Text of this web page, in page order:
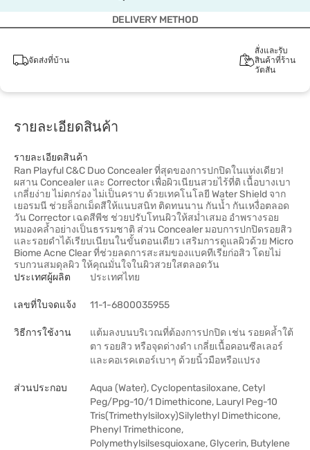
DELIVERY METHOD
จัดส่งที่บ้าน
สั่งและรับ
สินค้าที่ร้าน
วัตสัน
รายละเอียดสินค้า
รายละเอียดสินค้า
Ran Playful C&C Duo Concealer ที่สุดของการปกปิดในแท่งเดียว!
ผสาน Concealer และ Corrector เพื่อผิวเนียนสวยไร้ที่ติ เนื้อบางเบา
เกลี่ยง่าย ไม่ตกร่อง ไม่เป็นคราบ ด้วยเทคโนโลยี Water Shield จาก
เยอรมนี ช่วยล็อกเม็ดสีให้แนบสนิท ติดทนนาน กันน้ำ กันเหงื่อตลอด
วัน Corrector เฉดสีพีช ช่วยปรับโทนผิวให้สม่ำเสมอ อำพรางรอย
หมองคล้ำอย่างเป็นธรรมชาติ ส่วน Concealer มอบการปกปิดรอยสิว
และรอยดำได้เรียบเนียนในขั้นตอนเดียว เสริมการดูแลผิวด้วย Micro
Biome Acne Clear ที่ช่วยลดการสะสมของแบคทีเรียก่อสิว โดยไม่
รบกวนสมดุลผิว ให้คุณมั่นใจในผิวสวยใสตลอดวัน
ประเทศผู้ผลิต
ประเทศไทย
เลขที่ใบจดแจ้ง 11-1-6800035955
วิธีการใช้งาน
แต้มลงบนบริเวณที่ต้องการปกปิด เช่น รอยคล้ำใต้
ตา รอยสิว หรือจุดด่างดำ เกลี่ยเนื้อคอนซีลเลอร์
และคอเรคเตอร์เบาๆ ด้วยนิ้วมือหรือแปรง
ส่วนประกอบ
Aqua (Water), Cyclopentasiloxane, Cetyl
Peg/Ppg-10/1 Dimethicone, Lauryl Peg-10
Tris(Trimethylsiloxy)Silylethyl Dimethicone,
Phenyl Trimethicone,
Polymethylsilsesquioxane, Glycerin, Butylene